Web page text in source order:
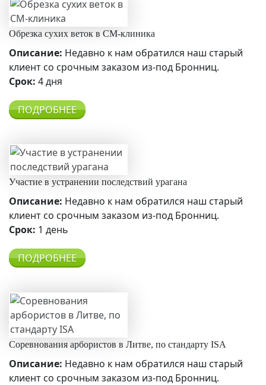
Обрезка сухих веток в СМ-клиника
Описание: Недавно к нам обратился наш старый
клиент со срочным заказом из-под Бронниц.
Срок: 4 дня
ПОДРОБНЕЕ
Участие в устранении последствий урагана
Описание: Недавно к нам обратился наш старый
клиент со срочным заказом из-под Бронниц.
Срок: 1 день
ПОДРОБНЕЕ
Соревнования арбористов в Литве, по стандарту ISA
Описание: Недавно к нам обратился наш старый
клиент со срочным заказом из-под Бронниц.